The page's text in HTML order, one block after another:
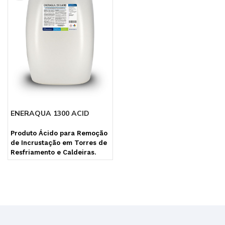
ENERAQUA 1300 ACID
Produto Ácido para Remoção
de Incrustação em Torres de
Resfriamento e Caldeiras.